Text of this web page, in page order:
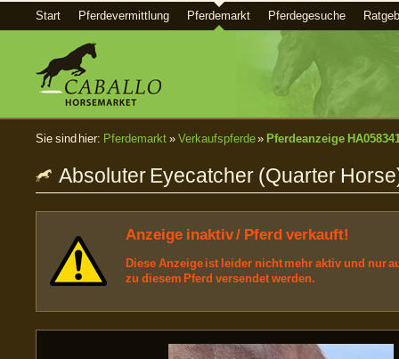
Start Pferdevermittlung Pferdemarkt Pferdegesuche
Sie sind hier: Pferdemarkt » Verkaufspferde» Pferdeanzeige
Absoluter Eyecatcher (Quarter
Anzeige inaktiv / Pferd verkauft!
Diese Anzeige ist leider nicht mehr aktiv und nur
zu diesem Pferd versendet werden.